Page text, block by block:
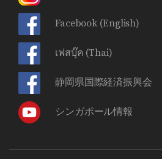
Facebook (English)
เฟสบุ๊ค (Thai)
静岡県国際経済振興会
シンガポール情報